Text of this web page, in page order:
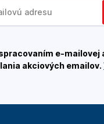
e-mailovej
akciových emailov.